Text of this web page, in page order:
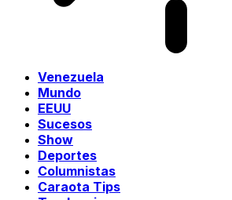
Venezuela
Mundo
EEUU
Sucesos
Show
Deportes
Columnistas
Caraota Tips